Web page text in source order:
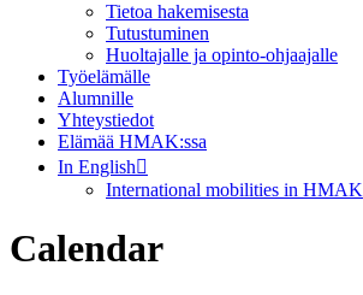
Tietoa hakemisesta
Tutustuminen
Huoltajalle ja opinto-ohjaajalle
Työelämälle
Alumnille
Yhteystiedot
Elämää HMAK:ssa
In English
International mobilities in HMAK
Calendar